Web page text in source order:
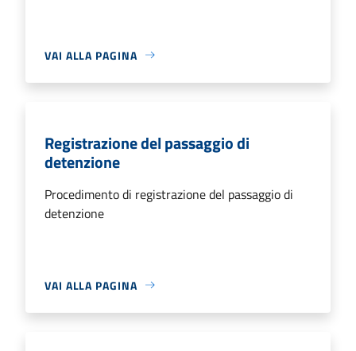
VAI ALLA PAGINA
Registrazione del passaggio di
detenzione
Procedimento di registrazione del passaggio di
detenzione
VAI ALLA PAGINA